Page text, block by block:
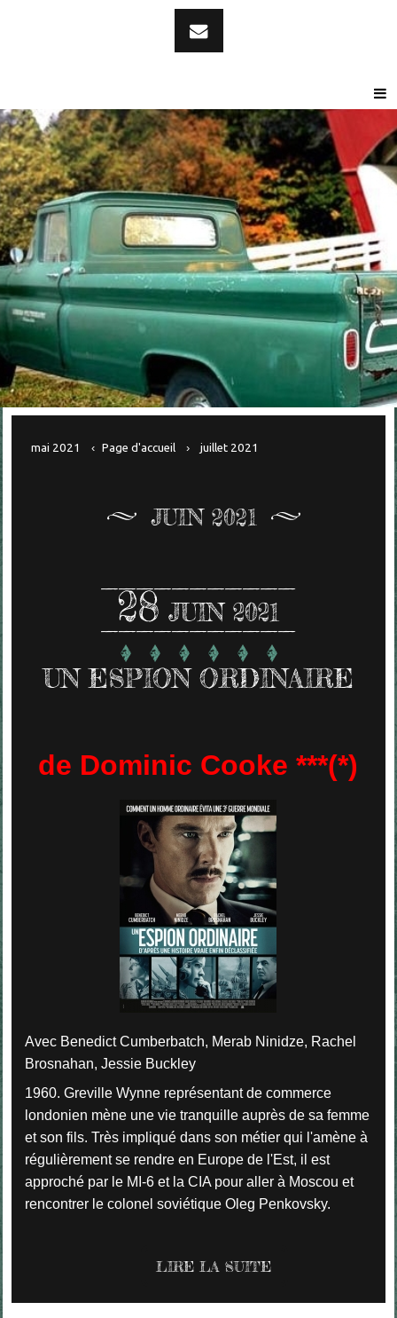
mai 2021 Page d'accueil juillet 2021
JUIN 2021
28 JUIN 2021
UN ESPION ORDINAIRE
de Dominic Cooke ***(*)
Avec Benedict Cumberbatch, Merab Ninidze, Rachel
Brosnahan, Jessie Buckley
1960. Greville Wynne représentant de commerce
londonien mène une vie tranquille auprès de sa femme
et son fils. Très impliqué dans son métier qui l'amène à
régulièrement se rendre en Europe de l'Est, il est
approché par le MI-6 et la CIA pour aller à Moscou et
rencontrer le colonel soviétique Oleg Penkovsky.
LIRE LA SUITE